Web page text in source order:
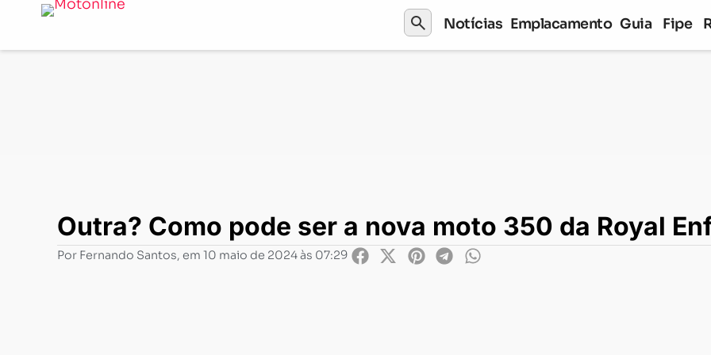
search Notícias Emplacamento Guia Fipe
Outra? Como pode ser a nova moto 350 da Royal Enfield
Outra? Como pode ser a nova moto 350 da Royal
Por Fernando Santos, em 10 maio de 2024 às 07:29